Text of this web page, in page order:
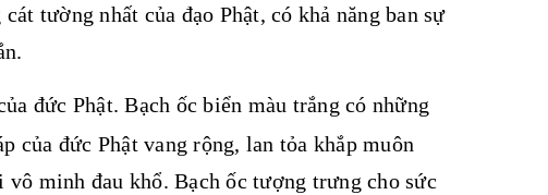
tường nhất của đạo Phật, có khả năng ban sự
đức Phật. Bạch ốc biển màu trắng có những
của đức Phật vang rộng, lan tỏa khắp muôn
minh đau khổ. Bạch ốc tượng trưng cho sức